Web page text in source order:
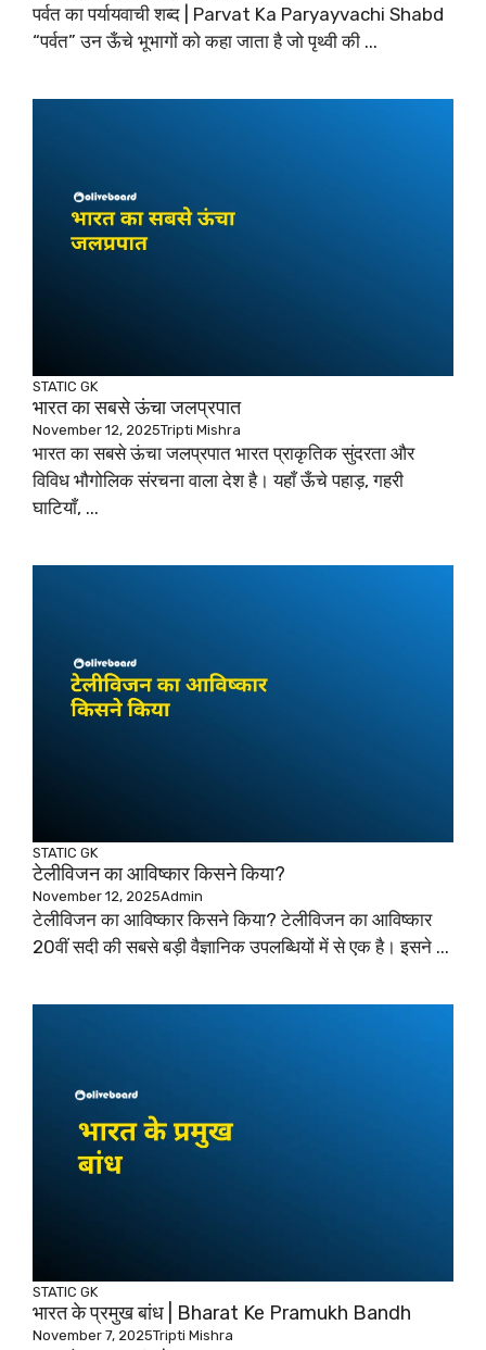
पर्वत का पर्यायवाची शब्द | Parvat Ka Paryayvachi Shabd
“पर्वत” उन ऊँचे भूभागों को कहा जाता है जो पृथ्वी की ...
STATIC GK
भारत का सबसे ऊंचा जलप्रपात
November 12, 2025Tripti Mishra
भारत का सबसे ऊंचा जलप्रपात भारत प्राकृतिक सुंदरता और
विविध भौगोलिक संरचना वाला देश है। यहाँ ऊँचे पहाड़, गहरी
घाटियाँ, ...
STATIC GK
टेलीविजन का आविष्कार किसने किया?
November 12, 2025Admin
टेलीविजन का आविष्कार किसने किया? टेलीविजन का आविष्कार
20वीं सदी की सबसे बड़ी वैज्ञानिक उपलब्धियों में से एक है। इसने ...
STATIC GK
भारत के प्रमुख बांध | Bharat Ke Pramukh Bandh
November 7, 2025Tripti Mishra